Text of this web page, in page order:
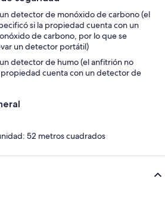
detector de monóxido de carbono (el
si la propiedad cuenta con un
de carbono, por lo que se
un detector portátil)
detector de humo (el anfitrión no
propiedad cuenta con un detector de
52 metros cuadrados